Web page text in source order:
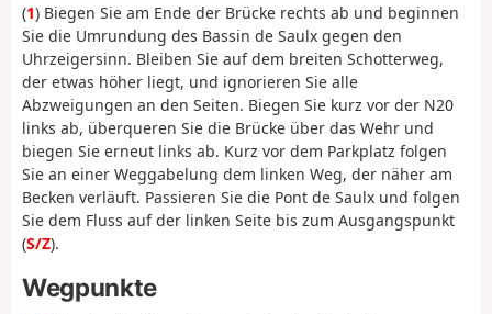
(1) Biegen Sie am Ende der Brücke rechts ab und beginnen
Sie die Umrundung des Bassin de Saulx gegen den
Uhrzeigersinn. Bleiben Sie auf dem breiten Schotterweg,
der etwas höher liegt, und ignorieren Sie alle
Abzweigungen an den Seiten. Biegen Sie kurz vor der N20
links ab, überqueren Sie die Brücke über das Wehr und
biegen Sie erneut links ab. Kurz vor dem Parkplatz folgen
Sie an einer Weggabelung dem linken Weg, der näher am
Becken verläuft. Passieren Sie die Pont de Saulx und folgen
Sie dem Fluss auf der linken Seite bis zum Ausgangspunkt
(S/Z).
Wegpunkte